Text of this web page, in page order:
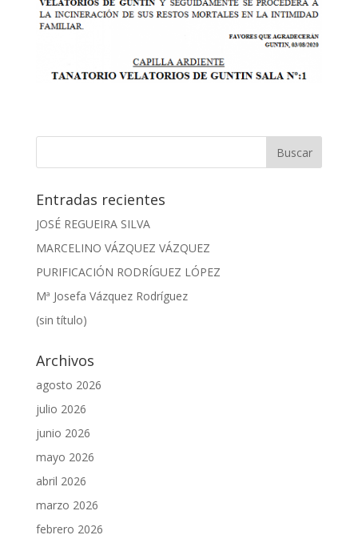
Entradas recientes
JOSÉ REGUEIRA SILVA
MARCELINO VÁZQUEZ VÁZQUEZ
PURIFICACIÓN RODRÍGUEZ LÓPEZ
Mª Josefa Vázquez Rodríguez
(sin título)
Archivos
agosto 2026
julio 2026
junio 2026
mayo 2026
abril 2026
marzo 2026
febrero 2026